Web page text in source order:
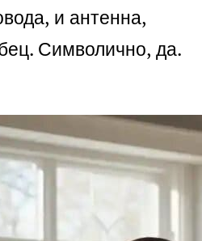
и антенна,
Символично, да.